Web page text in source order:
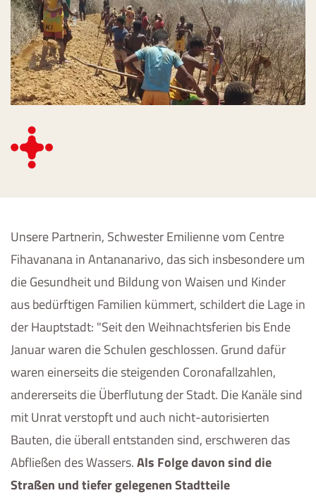
Unsere Partnerin, Schwester Emilienne vom Centre
Fihavanana in Antananarivo, das sich insbesondere um
die Gesundheit und Bildung von Waisen und Kinder
aus bedürftigen Familien kümmert, schildert die Lage in
der Hauptstadt: "Seit den Weihnachtsferien bis Ende
Januar waren die Schulen geschlossen. Grund dafür
waren einerseits die steigenden Coronafallzahlen,
andererseits die Überflutung der Stadt. Die Kanäle sind
mit Unrat verstopft und auch nicht-autorisierten
Bauten, die überall entstanden sind, erschweren das
Abfließen des Wassers.Als Folge davon sind die
Straßen und tiefer gelegenen Stadtteile